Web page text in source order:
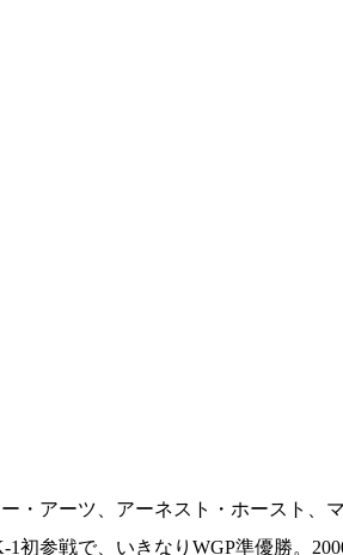
Krush
Krush-EX
K-1アマチュ
・アーツ、アーネスト・ホースト、
初参戦で、いきなりWGP準優勝。